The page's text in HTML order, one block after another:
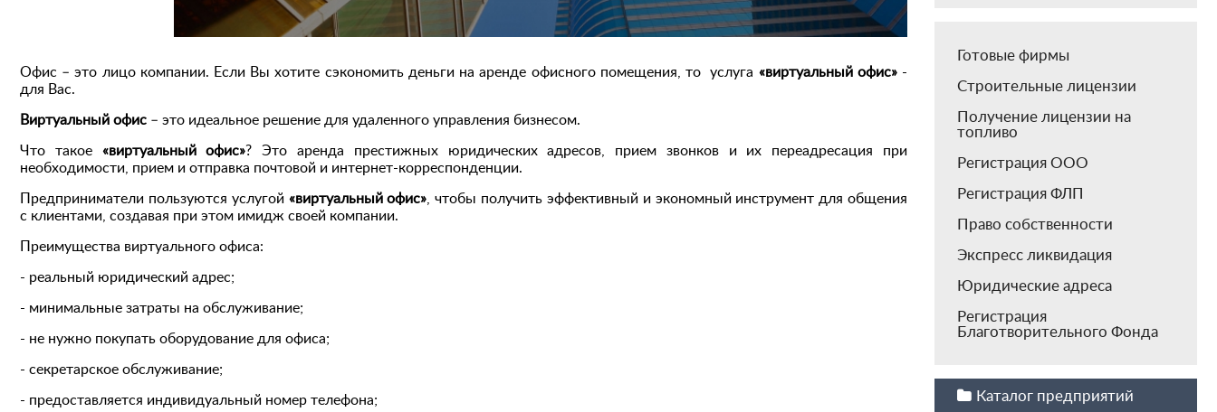
Офис – это лицо компании. Если Вы хотите сэкономить деньги на аренде офисного помещения, то услуга «виртуальный офис»-
для Вас.
Виртуальный офис – это идеальное решение для удаленного управления бизнесом.
Что такое «виртуальный офис»? Это аренда престижных юридических адресов, прием звонков и их переадресация при
необходимости, прием и отправка почтовой и интернет-корреспонденции.
Предприниматели пользуются услугой «виртуальный офис» , чтобы получить эффективный и экономный инструмент для общения
с клиентами, создавая при этом имидж своей компании.
Преимущества виртуального офиса:
- реальный юридический адрес;
- минимальные затраты на обслуживание;
- не нужно покупать оборудование для офиса;
- секретарское обслуживание;
- предоставляется индивидуальный номер телефона;
Готовые фирмы
Строительные лицензии
Получение лицензии на
топливо
Регистрация ООО
Регистрация ФЛП
Право собственности
Экспресс ликвидация
Юридические адреса
Регистрация
Благотворительного Фонда
Каталог предприятий